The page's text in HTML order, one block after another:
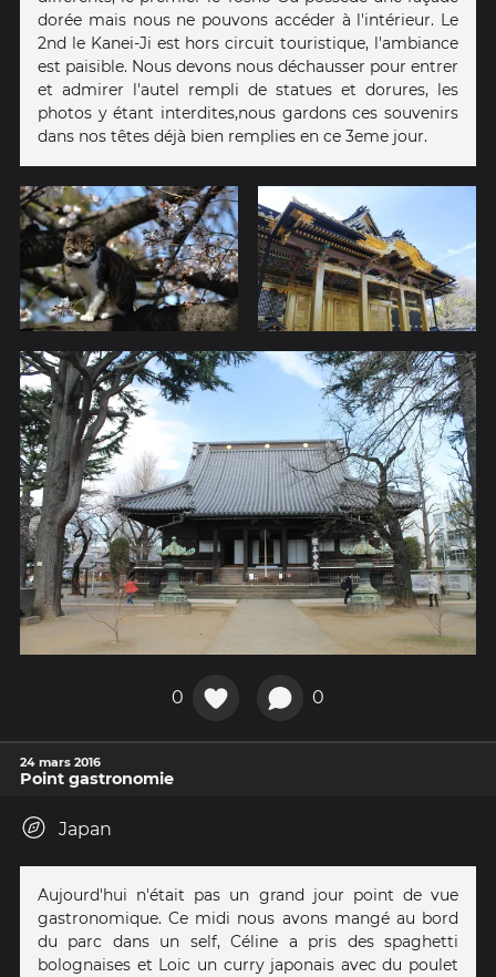
dorée mais nous ne pouvons accéder à l'intérieur. Le
2nd le Kanei-Ji est hors circuit touristique, l'ambiance
est paisible. Nous devons nous déchausser pour entrer
et admirer l'autel rempli de statues et dorures, les
photos y étant interdites,nous gardons ces souvenirs
dans nos têtes déjà bien remplies en ce 3eme jour.
0 0
24 mars 2016
Point gastronomie
Japan
Aujourd'hui n'était pas un grand jour point de vue
gastronomique. Ce midi nous avons mangé au bord
du parc dans un self, Céline a pris des spaghetti
bolognaises et Loic un curry japonais avec du poulet